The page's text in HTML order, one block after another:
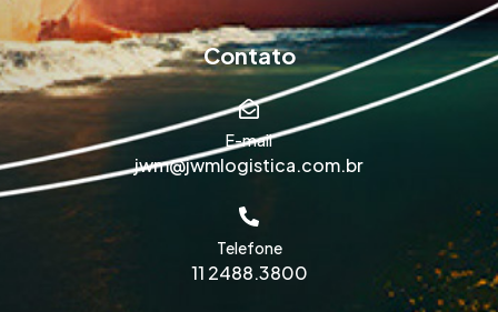
Contato
E-mail
jwm@jwmlogistica.com.br
Telefone
11 2488.3800